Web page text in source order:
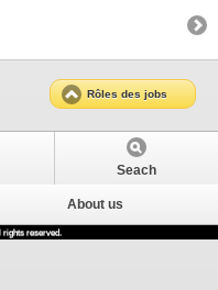
Rôles des jobs
Seach
About us
reserved.